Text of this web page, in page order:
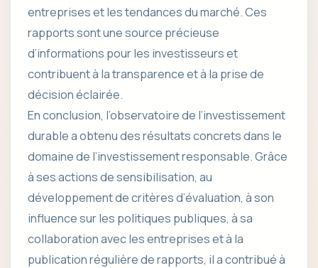
entreprises et les tendances du marché. Ces
rapports sont une source précieuse
d’informations pour les investisseurs et
contribuent à la transparence et à la prise de
décision éclairée.
En conclusion, l’observatoire de l’investissement
durable a obtenu des résultats concrets dans le
domaine de l’investissement responsable. Grâce
à ses actions de sensibilisation, au
développement de critères d’évaluation, à son
influence sur les politiques publiques, à sa
collaboration avec les entreprises et à la
publication régulière de rapports, il a contribué à